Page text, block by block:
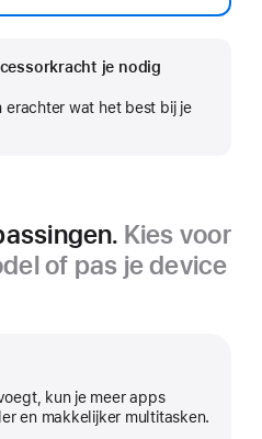
je nodig
erachter wat het best bij je
Kies voor
of pas je device
kun je meer apps
en makkelijker multitasken.